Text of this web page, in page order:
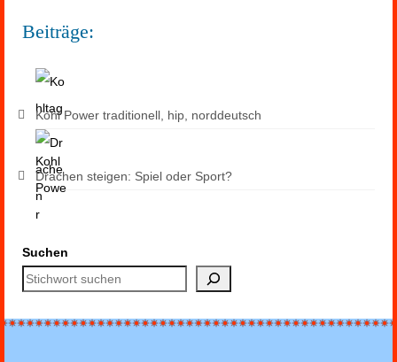
Beiträge:
Kohl Power traditionell, hip, norddeutsch
Drachen steigen: Spiel oder Sport?
Suchen